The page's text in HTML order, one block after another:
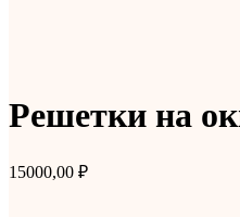
Решетки на
15000,00 ₽